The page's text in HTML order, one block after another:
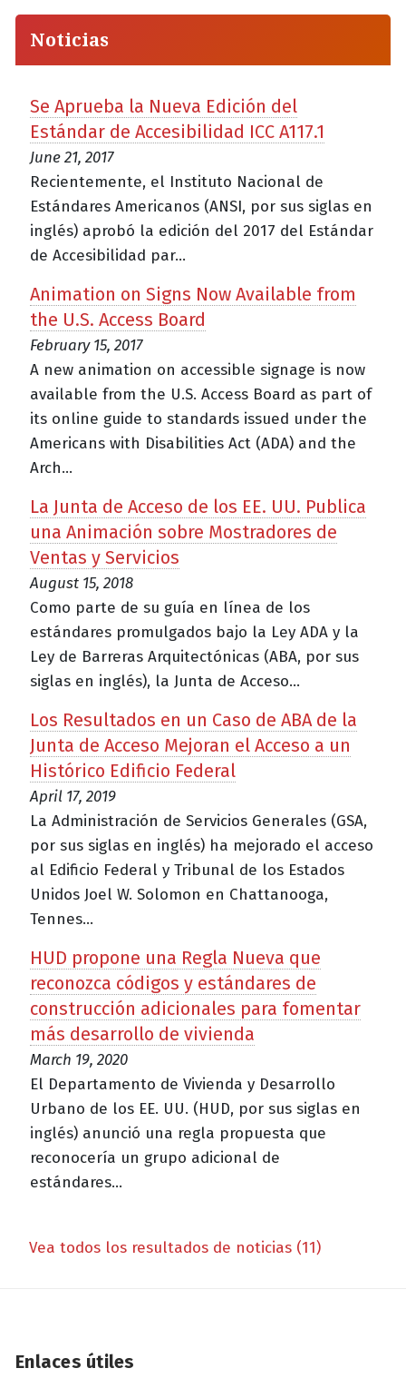
Noticias
Se Aprueba la Nueva Edición del
Estándar de Accesibilidad ICC A117.1
June 21, 2017
Recientemente, el Instituto Nacional de
Estándares Americanos (ANSI, por sus siglas en
inglés) aprobó la edición del 2017 del Estándar
de Accesibilidad par...
Animation on Signs Now Available from
the U.S. Access Board
February 15, 2017
A new animation on accessible signage is now
available from the U.S. Access Board as part of
its online guide to standards issued under the
Americans with Disabilities Act (ADA) and the
Arch...
La Junta de Acceso de los EE. UU. Publica
una Animación sobre Mostradores de
Ventas y Servicios
August 15, 2018
Como parte de su guía en línea de los
estándares promulgados bajo la Ley ADA y la
Ley de Barreras Arquitectónicas (ABA, por sus
siglas en inglés), la Junta de Acceso...
Los Resultados en un Caso de ABA de la
Junta de Acceso Mejoran el Acceso a un
Histórico Edificio Federal
April 17, 2019
La Administración de Servicios Generales (GSA,
por sus siglas en inglés) ha mejorado el acceso
al Edificio Federal y Tribunal de los Estados
Unidos Joel W. Solomon en Chattanooga,
Tennes...
HUD propone una Regla Nueva que
reconozca códigos y estándares de
construcción adicionales para fomentar
más desarrollo de vivienda
March 19, 2020
El Departamento de Vivienda y Desarrollo
Urbano de los EE. UU. (HUD, por sus siglas en
inglés) anunció una regla propuesta que
reconocería un grupo adicional de
estándares...
Vea todos los resultados de noticias (11)
Enlaces útiles